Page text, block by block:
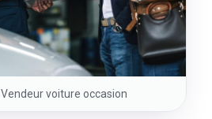
Vendeur voiture occasion